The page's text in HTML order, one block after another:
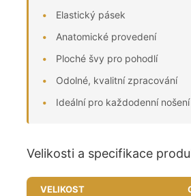
Elastický pásek
Anatomické provedení
Ploché švy pro pohodlí
Odolné, kvalitní zpracování
Ideální pro každodenní nošení
Velikosti a specifikace
VELIKOST